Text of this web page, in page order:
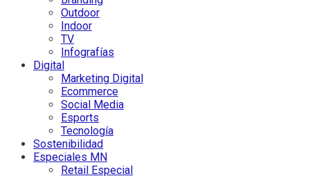
Outdoor
Indoor
TV
Infografías
Digital
Marketing Digital
Ecommerce
Social Media
Esports
Tecnología
Sostenibilidad
Especiales MN
Retail Especial